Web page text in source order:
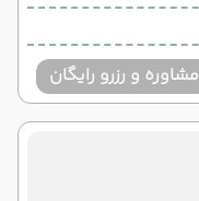
مشاوره و رزرو رایگان